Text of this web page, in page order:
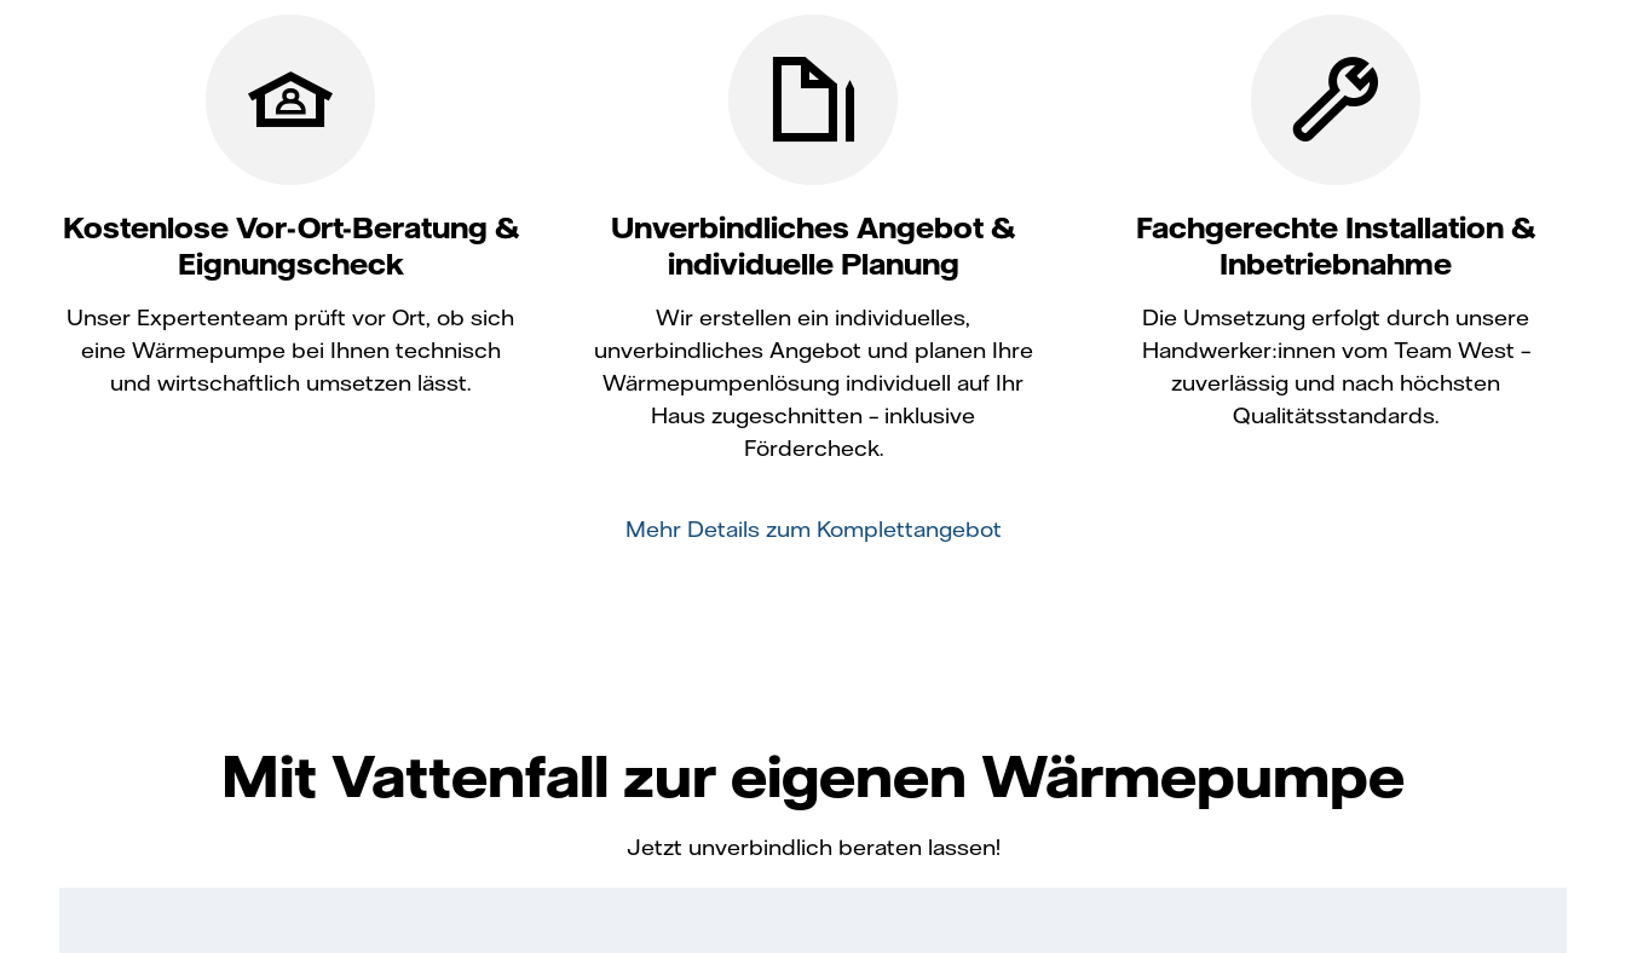
Kostenlose Vor-Ort-Beratung &
Eignungscheck
Unser Expertenteam prüft vor Ort, ob sich
eine Wärmepumpe bei Ihnen technisch
und wirtschaftlich umsetzen lässt.
Unverbindliches Angebot &
individuelle Planung
Wir erstellen ein individuelles,
unverbindliches Angebot und planen Ihre
Wärmepumpenlösung individuell auf Ihr
Haus zugeschnitten – inklusive
Fördercheck.
Fachgerechte Installation &
Inbetriebnahme
Die Umsetzung erfolgt durch unsere
Handwerker:innen vom Team West –
zuverlässig und nach höchsten
Qualitätsstandards.
Mehr Details zum Komplettangebot
Mit Vattenfall zur eigenen Wärmepumpe
Jetzt unverbindlich beraten lassen!